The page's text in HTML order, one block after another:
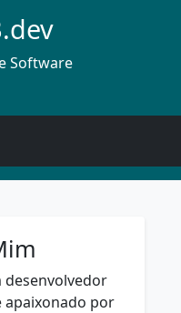
Software
desenvolvedor
apaixonado por